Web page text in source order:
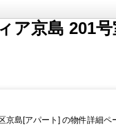
ア京島 201
島[アパート] の物件詳細ペ